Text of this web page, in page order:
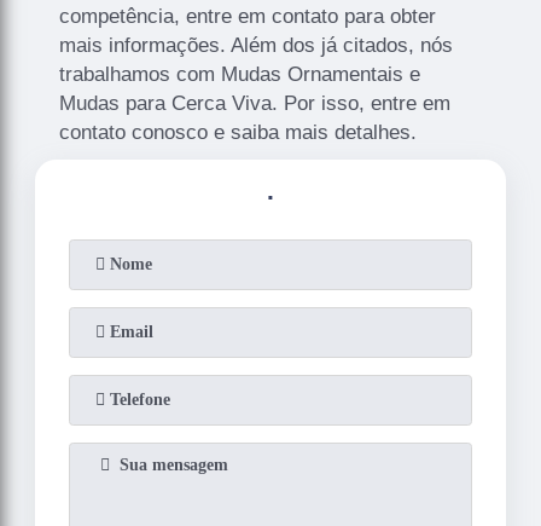
competência, entre em contato para obter
mais informações. Além dos já citados, nós
trabalhamos com Mudas Ornamentais e
Mudas para Cerca Viva. Por isso, entre em
contato conosco e saiba mais detalhes.
.